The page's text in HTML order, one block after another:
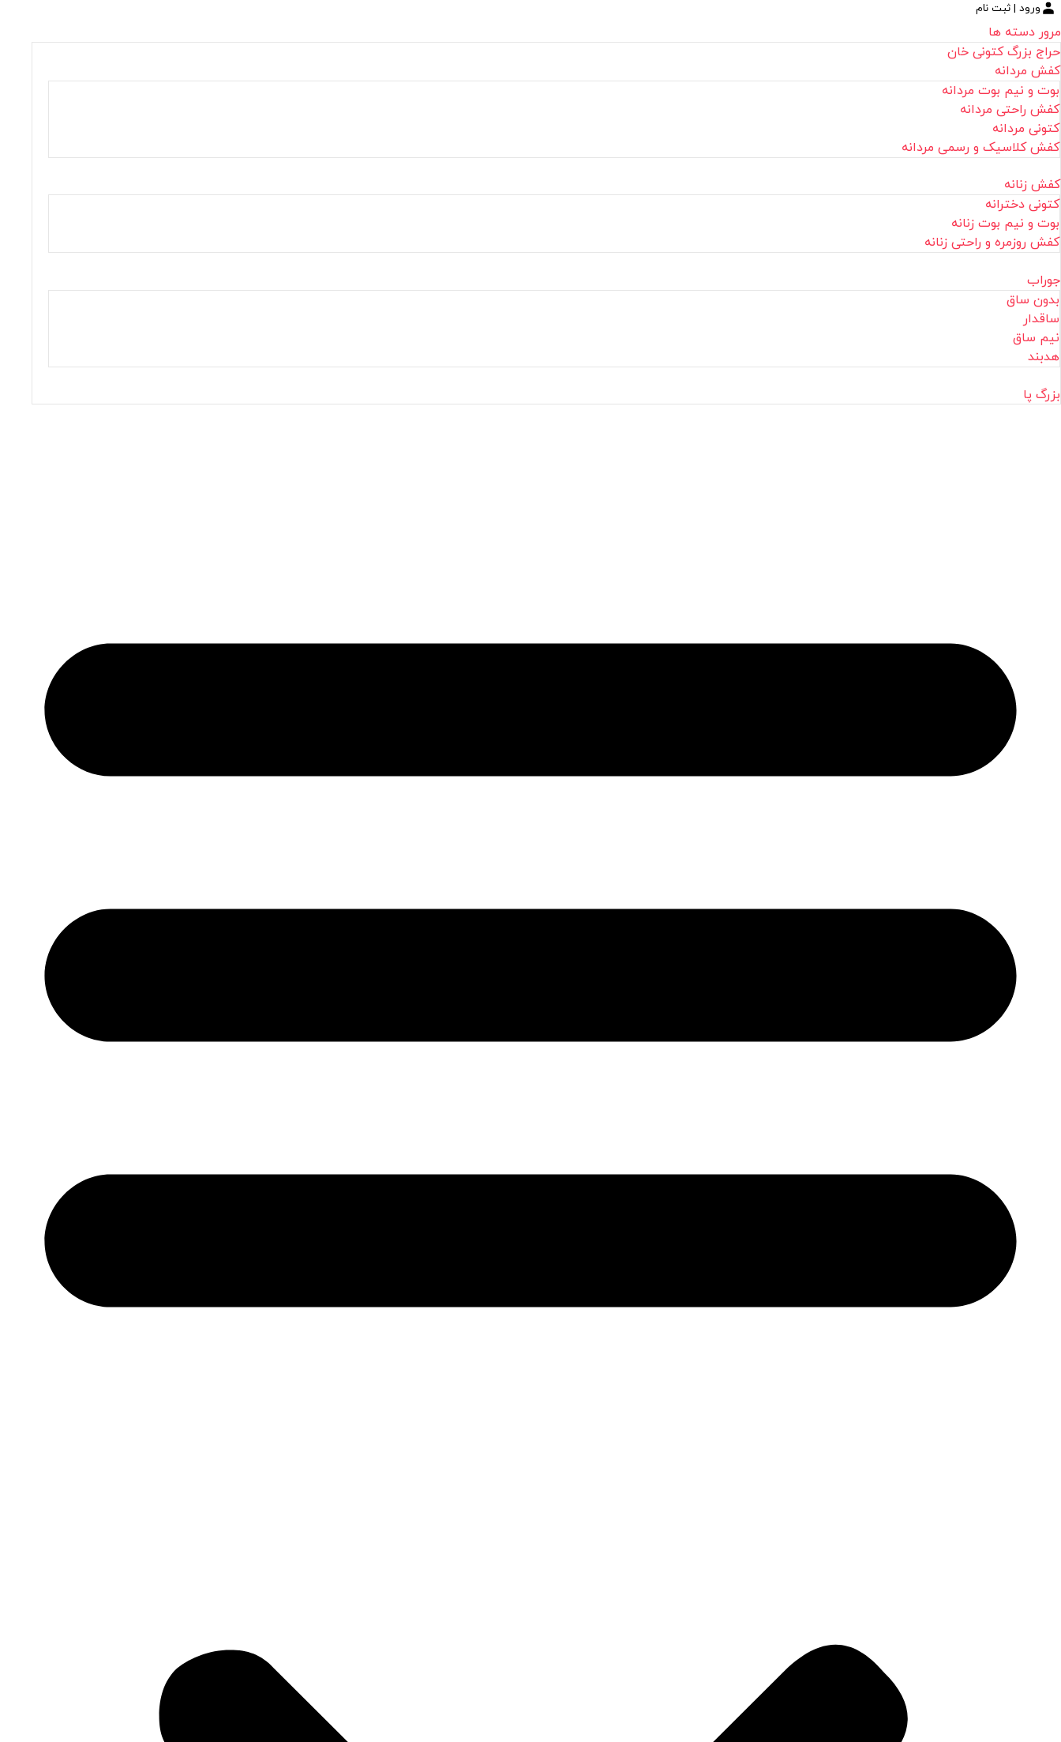
ورود | ثبت نام
مرور دسته ها
حراج بزرگ کتونی خان
کفش مردانه
بوت و نیم بوت مردانه
کفش راحتی مردانه
کتونی مردانه
کفش کلاسیک و رسمی مردانه
کفش زنانه
کتونی دخترانه
بوت و نیم بوت زنانه
کفش روزمره و راحتی زنانه
جوراب
بدون ساق
ساقدار
نیم ساق
هدبند
بزرگ پا